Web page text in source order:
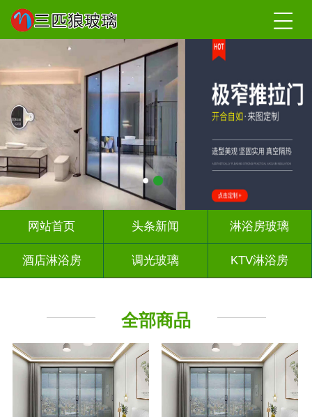
网站首页 头条新闻 淋浴房玻璃
酒店淋浴房 调光玻璃 KTV淋浴房
全部商品